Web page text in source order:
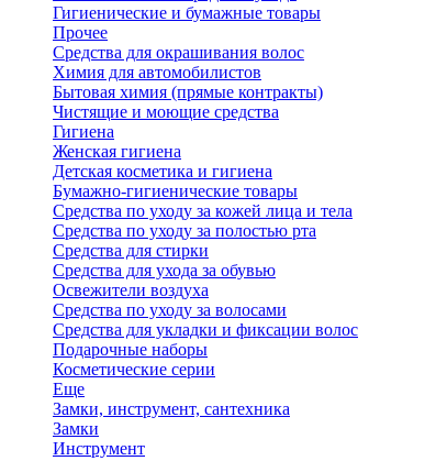
Гигиенические и бумажные товары
Прочее
Средства для окрашивания волос
Химия для автомобилистов
Бытовая химия (прямые контракты)
Чистящие и моющие средства
Гигиена
Женская гигиена
Детская косметика и гигиена
Бумажно-гигиенические товары
Средства по уходу за кожей лица и тела
Средства по уходу за полостью рта
Средства для стирки
Средства для ухода за обувью
Освежители воздуха
Средства по уходу за волосами
Средства для укладки и фиксации волос
Подарочные наборы
Косметические серии
Еще
Замки, инструмент, сантехника
Замки
Инструмент